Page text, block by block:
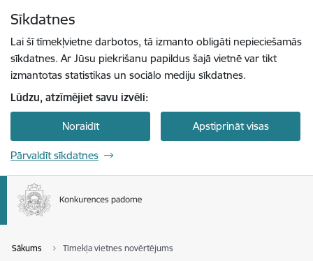
Sīkdatnes
Lai šī tīmekļvietne darbotos, tā izmanto obligāti nepieciešamās
sīkdatnes. Ar Jūsu piekrišanu papildus šajā vietnē var tikt
izmantotas statistikas un sociālo mediju sīkdatnes.
Lūdzu, atzīmējiet savu izvēli:
Noraidīt Apstiprināt visas
Pārvaldīt sīkdatnes
Sākums Tīmekļa vietnes novērtējums